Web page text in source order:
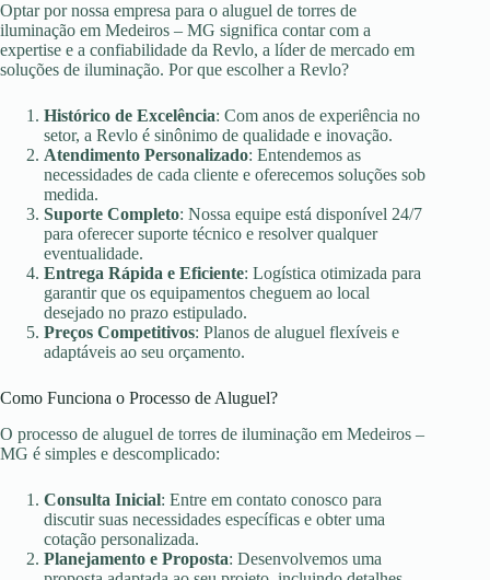
Optar por nossa empresa para o aluguel de torres de
iluminação em Medeiros – MG significa contar com a
expertise e a confiabilidade da Revlo, a líder de mercado em
soluções de iluminação. Por que escolher a Revlo?
Histórico de Excelência: Com anos de experiência no
setor, a Revlo é sinônimo de qualidade e inovação.
Atendimento Personalizado: Entendemos as
necessidades de cada cliente e oferecemos soluções sob
medida.
Suporte Completo: Nossa equipe está disponível 24/7
para oferecer suporte técnico e resolver qualquer
eventualidade.
Entrega Rápida e Eficiente: Logística otimizada para
garantir que os equipamentos cheguem ao local
desejado no prazo estipulado.
Preços Competitivos: Planos de aluguel flexíveis e
adaptáveis ao seu orçamento.
Como Funciona o Processo de Aluguel?
O processo de aluguel de torres de iluminação em Medeiros –
MG é simples e descomplicado:
Consulta Inicial: Entre em contato conosco para
discutir suas necessidades específicas e obter uma
cotação personalizada.
Planejamento e Proposta: Desenvolvemos uma